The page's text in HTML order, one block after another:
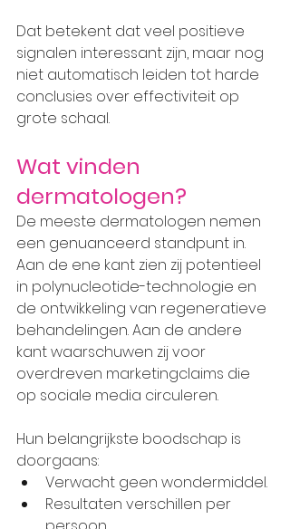
Dat betekent dat veel positieve
signalen interessant zijn, maar nog
niet automatisch leiden tot harde
conclusies over effectiviteit op
grote schaal.
Wat vinden
dermatologen?
De meeste dermatologen nemen
een genuanceerd standpunt in.
Aan de ene kant zien zij potentieel
in polynucleotide-technologie en
de ontwikkeling van regeneratieve
behandelingen. Aan de andere
kant waarschuwen zij voor
overdreven marketingclaims die
op sociale media circuleren.
Hun belangrijkste boodschap is
doorgaans:
Verwacht geen wondermiddel.
Resultaten verschillen per